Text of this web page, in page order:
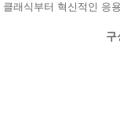
클래식부터 혁신적인 응